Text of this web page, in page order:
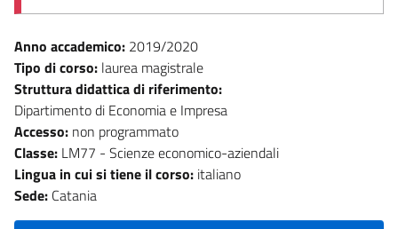
Anno accademico: 2019/2020
Tipo di corso: laurea magistrale
Struttura didattica di riferimento:
Dipartimento di Economia e Impresa
Accesso: non programmato
Classe: LM77 - Scienze economico-aziendali
Lingua in cui si tiene il corso: italiano
Sede: Catania